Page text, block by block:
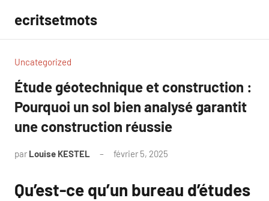
contenu
ecritsetmots
Uncategorized
Étude géotechnique et construction :
Pourquoi un sol bien analysé garantit
une construction réussie
par Louise KESTEL février 5, 2025
Qu’est-ce qu’un bureau d’études